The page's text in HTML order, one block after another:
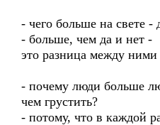
- чего больше на свете -
- больше, чем да и нет -
это разница между ними
- почему люди больше
чем грустить?
- потому, что в каждой